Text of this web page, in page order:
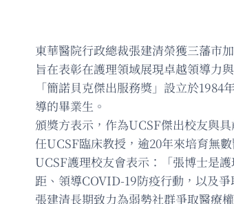
東華醫院行政總裁張建清榮獲三藩
旨在表彰在護理領域展現卓越領導力
「簡諾貝克傑出服務獎」設立於
導的畢業生。
頒獎方表示，作為UCSF傑出校友與
任UCSF臨床教授，逾20年來培育無
UCSF護理校友會表示：「張博士是
距、領導COVID-19防疫行動，以及
張建清長期致力為弱勢社群爭取醫療